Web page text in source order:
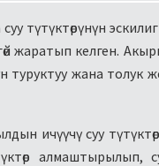
түтүктөрүнүн
жаратып келген.
туруктуу жана толук
ичүүчү суу
алмаштырылып,